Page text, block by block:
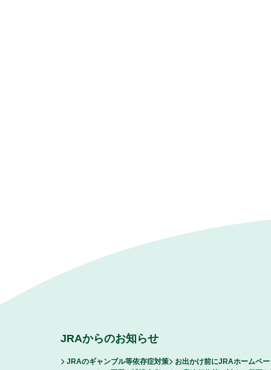
JRAからのお知らせ
JRAのギャンブル等依存症対策
お出かけ前にJRAホームペ